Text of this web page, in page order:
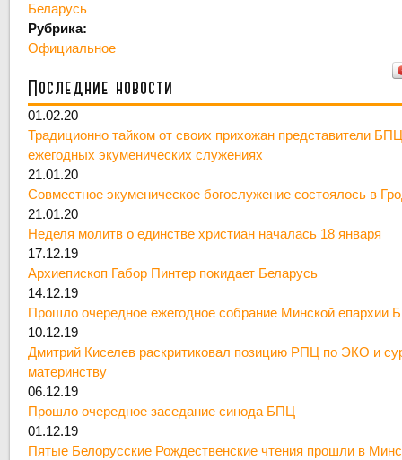
Беларусь
Рубрика:
Официальное
Последние новости
01.02.20
Традиционно тайком от своих прихожан представители
ежегодных экуменических служениях
21.01.20
Совместное экуменическое богослужение состоялось в
21.01.20
Неделя молитв о единстве христиан началась 18 января
17.12.19
Архиепископ Габор Пинтер покидает Беларусь
14.12.19
Прошло очередное ежегодное собрание Минской епархии
10.12.19
Дмитрий Киселев раскритиковал позицию РПЦ по ЭКО и
материнству
06.12.19
Прошло очередное заседание синода БПЦ
01.12.19
Пятые Белорусские Рождественские чтения прошли в